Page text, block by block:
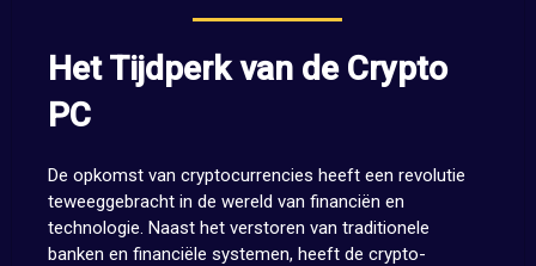
Het Tijdperk van de Crypto
PC
De opkomst van cryptocurrencies heeft een revolutie
teweeggebracht in de wereld van financiën en
technologie. Naast het verstoren van traditionele
banken en financiële systemen, heeft de crypto-